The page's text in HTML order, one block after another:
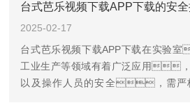
台式芭乐视频下载APP下载的安
2025-02-17
台式芭乐视频下载APP下载在实
工业生产等领域有着广泛应用
以及操作人员的安全，需严